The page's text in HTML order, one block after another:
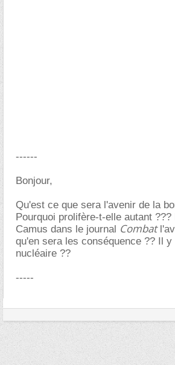
------
Bonjour,
Qu'est ce que sera l'avenir de la
Pourquoi prolifère-t-elle autant ???
Camus dans le journal Combat
qu'en sera les conséquence ?? Il
nucléaire ??
-----